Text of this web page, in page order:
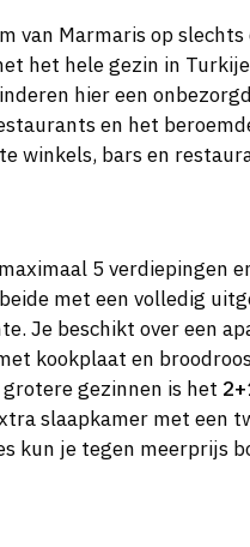
van Marmaris op
het hele gezin in
hier een
en het
winkels, bars en
5 verdiepingen
met een volledig
Je beschikt over een
kookplaat en
gezinnen is het
slaapkamer met een
kun je tegen meerprijs